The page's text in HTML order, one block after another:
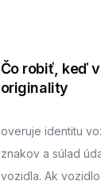
Čo robiť, keď
originality
overuje identitu
znakov a súlad
vozidla. Ak